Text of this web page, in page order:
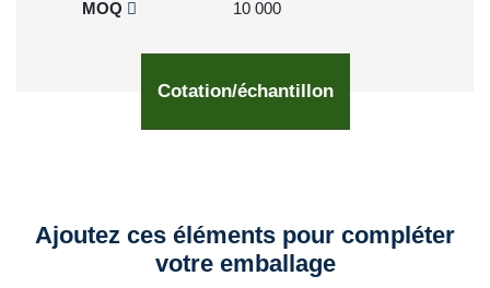
MOQ
10 000
Cotation/échantillon
Ajoutez ces éléments pour compléter
votre emballage